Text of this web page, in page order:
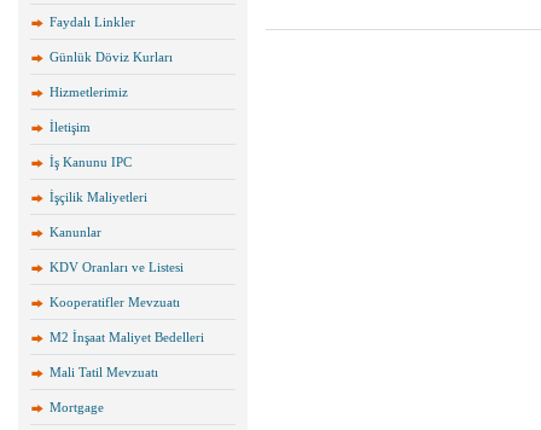
Faydalı Linkler
Günlük Döviz Kurları
Hizmetlerimiz
İletişim
İş Kanunu IPC
İşçilik Maliyetleri
Kanunlar
KDV Oranları ve Listesi
Kooperatifler Mevzuatı
M2 İnşaat Maliyet Bedelleri
Mali Tatil Mevzuatı
Mortgage